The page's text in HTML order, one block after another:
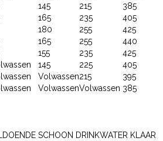
145 215
385
165 235
405
180 255
425
165 255
440
155 235
425
145 225
405
Volwassen215
395
VolwassenVolwassen 385
SCHOON DRINKWATER KLAAR